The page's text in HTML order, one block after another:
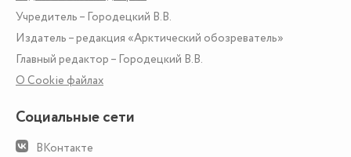
Учредитель – Городецкий В.В.
Издатель – редакция «Арктический обозреватель»
Главный редактор – Городецкий В.В.
О Сookie файлах
Социальные сети
ВКонтакте